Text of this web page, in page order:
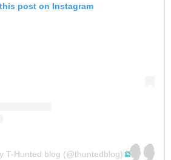
post on Instagram
T-Hunted blog (@thuntedblog)